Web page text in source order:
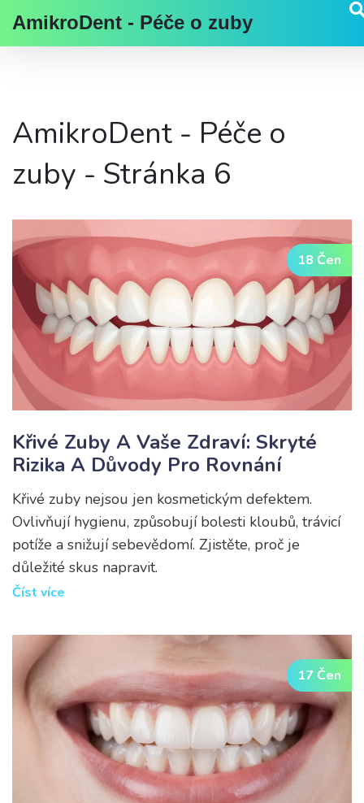
AmikroDent - Péče o zuby
AmikroDent - Péče o
zuby - Stránka 6
18 Čen
Křivé Zuby A Vaše Zdraví: Skryté
Rizika A Důvody Pro Rovnání
Křivé zuby nejsou jen kosmetickým defektem.
Ovlivňují hygienu, způsobují bolesti kloubů, trávicí
potíže a snižují sebevědomí. Zjistěte, proč je
důležité skus napravit.
Číst více
17 Čen